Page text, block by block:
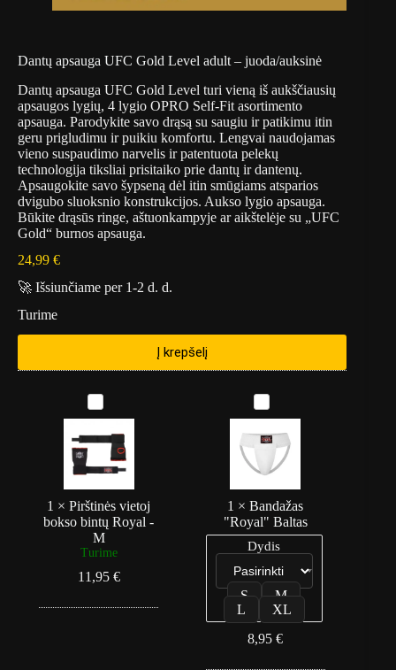
Dantų apsauga UFC Gold Level adult – juoda/auksinė
Dantų apsauga UFC Gold Level turi vieną iš aukščiausių
apsaugos lygių, 4 lygio OPRO Self-Fit asortimento
apsauga. Parodykite savo drąsą su saugiu ir patikimu itin
geru prigludimu ir puikiu komfortu. Lengvai naudojamas
vieno suspaudimo narvelis ir patentuota pelekų
technologija tiksliai prisitaiko prie dantų ir dantenų.
Apsaugokite savo šypseną dėl itin smūgiams atsparios
dvigubo sluoksnio konstrukcijos. Aukso lygio apsauga.
Būkite drąsūs ringe, aštuonkampyje ar aikštelėje su „UFC
Gold“ burnos apsauga.
24,99 €
🚀 Išsiunčiame per 1-2 d. d.
Turime
Į krepšelį
P
š
t
i
n
ė
s
v
i
t
j
1 ×Pirštinės vietoj
bokso bintų Royal -
M
Turime
11,95 €
B
d
a
ž
a
s
"
R
o
y
a
B
a
1 ×Bandažas
"Royal" Baltas
Dydis
S
M
L
XL
8,95€